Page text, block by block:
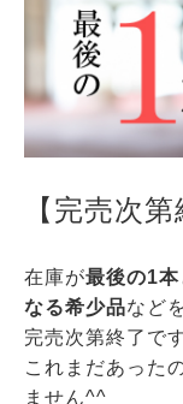
【完売次
在庫が最後の1本
なる希少品など
完売次第終了で
これまだあった
ません^^